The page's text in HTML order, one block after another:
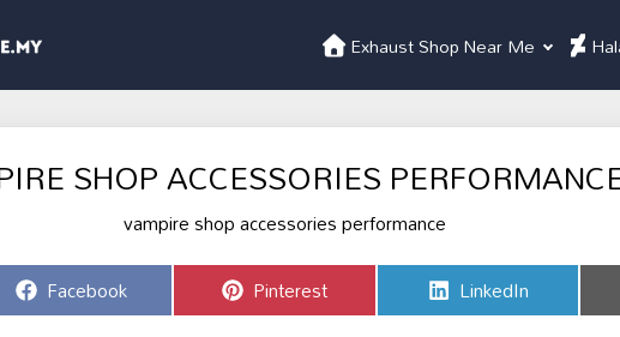
Exhaust Shop Near Me
SHOP ACCESSORIES
Share
on
Facebook Share
on
Pinterest Share
on
LinkedIn